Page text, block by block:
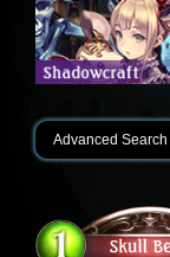
Advanced Search